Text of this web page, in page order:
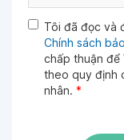
Tôi đã đọc và
Chính sách
chấp thuận để
theo quy định
nhân. *